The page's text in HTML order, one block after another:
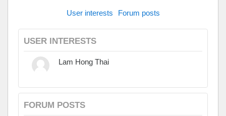
User interests Forum posts
USER INTERESTS
Lam Hong Thai
FORUM POSTS